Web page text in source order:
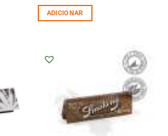
ADICIONAR